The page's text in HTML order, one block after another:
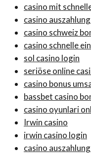
casino mit
casino
casino schweiz
casino schnelle
sol casino login
seriöse online
casino bonus
bassbet casino
casino oyunlari
Irwin casino
irwin casino login
casino